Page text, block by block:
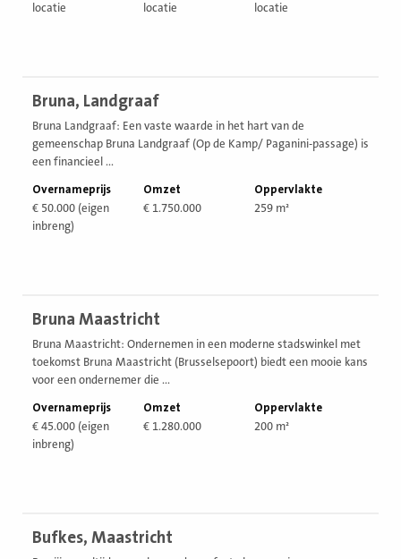
locatie
locatie
locatie
Bruna, Landgraaf
Bruna Landgraaf: Een vaste waarde in het hart van de
gemeenschap Bruna Landgraaf (Op de Kamp/ Paganini-passage) is
een financieel ...
Overnameprijs
€ 50.000 (eigen
inbreng)
Omzet
€ 1.750.000
Oppervlakte
259 m²
vestiging
Bruna Maastricht
Bruna Maastricht: Ondernemen in een moderne stadswinkel met
toekomst Bruna Maastricht (Brusselsepoort) biedt een mooie kans
voor een ondernemer die ...
Overnameprijs
€ 45.000 (eigen
inbreng)
Omzet
€ 1.280.000
Oppervlakte
200 m²
vestiging
Bufkes, Maastricht
vestiging